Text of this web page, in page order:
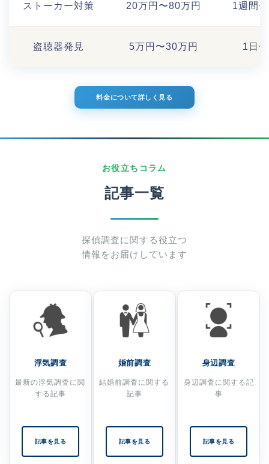
ストーカー対策 20万円〜80万円 1週間
盗聴器発見 5万円〜30万円 1日
料金について詳しく見る
お役立ちコラム
記事一覧
探偵調査に関する役立つ
情報をお届けしています
浮気調査
最新の浮気調査に関
する記事
記事を見る
婚前調査
結婚前調査に関する
記事
記事を見る
身辺調査
身辺調査に関する記
事
記事を見る